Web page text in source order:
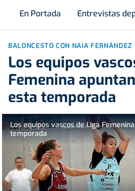
En Portada Entrevistas
BALONCESTO CON NAIA FERNÁNDEZ
Los equipos
Femenina
esta temporada
Los equipos vascos de Liga
temporada